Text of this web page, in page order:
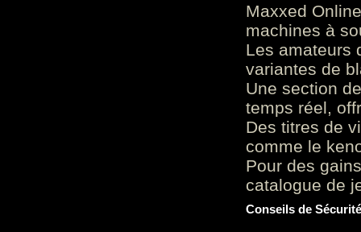
Maxxed
machines à
Les amateurs
variantes de
Une section
temps réel,
Des titres de
comme le
Pour des
catalogue de
Conseils de